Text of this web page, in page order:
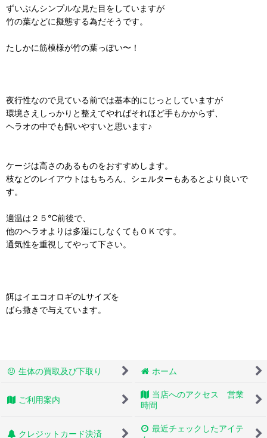
ずいぶんシンプルな見た目をしていますが
竹の葉などに擬態する為だそうです。
たしかに筋模様が竹の葉っぽい〜！
夜行性なので見ている前では基本的にじっとしていますが
環境さえしっかりと整えてやればそれほど手もかからず、
ヘラオの中でも飼いやすいと思います♪
ケージは高さのあるものをおすすめします。
枝などのレイアウトはもちろん、シェルターもあるとより良いで
す。
適温は２５℃前後で、
他のヘラオよりは多湿にしなくてもＯＫです。
通気性を重視してやって下さい。
餌はイエコオロギのLサイズを
ばら撒きで与えています。
生体の買取及び下取り ホーム
ご利用案内
当店へのアクセス 営業
時間
クレジットカード決済
最近チェックしたアイテ